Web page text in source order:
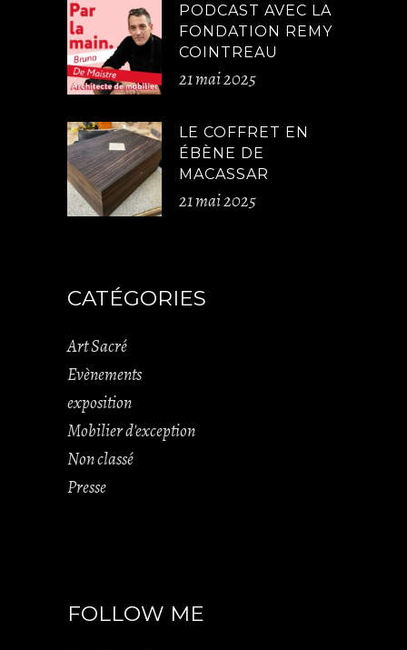
PODCAST AVEC LA
FONDATION REMY
COINTREAU
21 mai 2025
LE COFFRET EN
ÉBÈNE DE
MACASSAR
21 mai 2025
CATÉGORIES
Art Sacré
Evènements
exposition
Mobilier d'exception
Non classé
Presse
FOLLOW ME